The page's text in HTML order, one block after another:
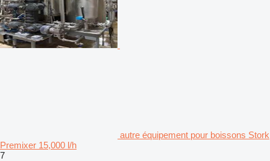
autre équipement pour boissons Stork
Premixer 15,000 l/h
7